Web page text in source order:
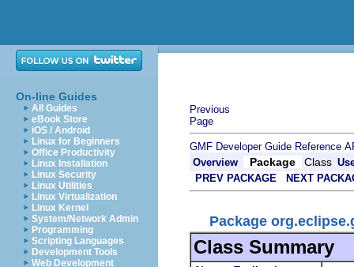
On-line Guides
All Guides
eBook Store
iOS / Android
Linux for Beginners
Office Productivity
Linux Installation
Linux Security
Linux Utilities
Linux Virtualization
Linux Kernel
System/Network Admin
Programming
Scripting Languages
Development Tools
Web Development
Previous
Page
GMF Developer Guide Reference
Overview
Package Class
PREV PACKAGE
NEXT
Package
Class Summary